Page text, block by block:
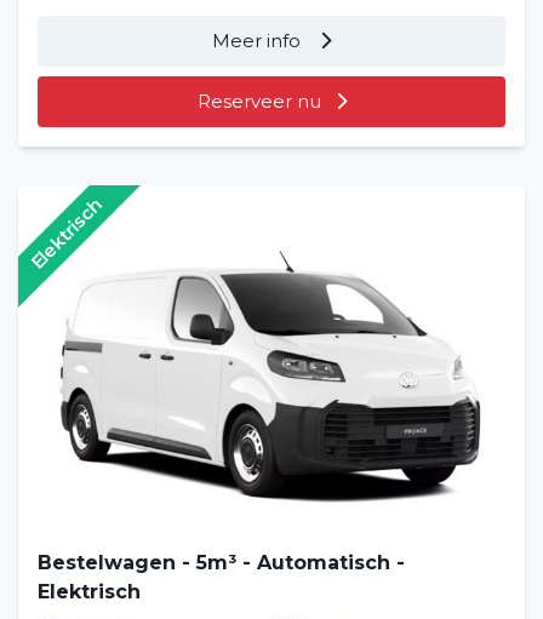
Meer info
Reserveer nu
Bestelwagen - 5m³ - Automatisch -
Elektrisch
Elektrisch